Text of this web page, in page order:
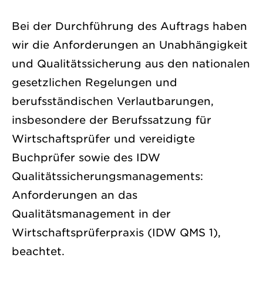
Bei der Durchführung des Auftrags haben
wir die Anforderungen an Unabhängigkeit
und Qualitätssicherung aus den nationalen
gesetzlichen Regelungen und
berufsständischen Verlautbarungen,
insbesondere der Berufssatzung für
Wirtschaftsprüfer und vereidigte
Buchprüfer sowie des IDW
Qualitätssicherungsmanagements:
Anforderungen an das
Qualitätsmanagement in der
Wirtschaftsprüferpraxis (IDW QMS 1),
beachtet.